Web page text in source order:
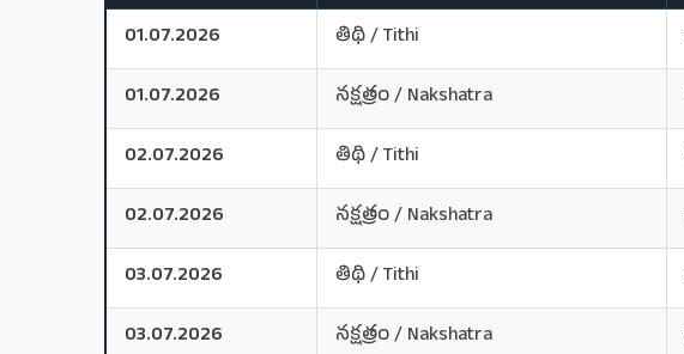
01.07.2026 తిథి / Tithi
01.07.2026 నక్షత్రం / Nakshatra
02.07.2026 తిథి / Tithi
02.07.2026 నక్షత్రం / Nakshatra
03.07.2026 తిథి / Tithi
03.07.2026 నక్షత్రం / Nakshatra